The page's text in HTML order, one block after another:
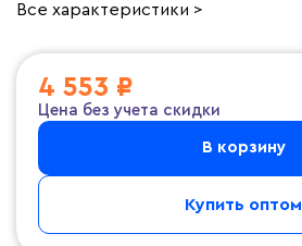
Все характеристики >
4 553 ₽
Цена без учета скидки
В корзину
Купить оптом